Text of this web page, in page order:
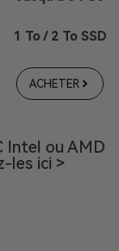
1 To / 2 To SSD
ACHETER
Intel ou AMD
les ici >